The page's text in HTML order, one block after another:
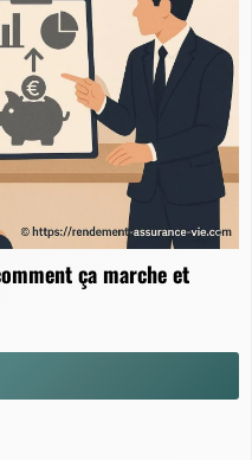
ça marche et